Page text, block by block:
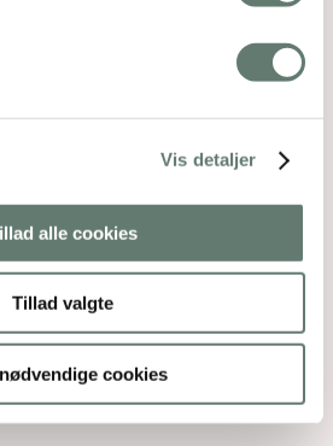
Vis detaljer
alle cookies
Tillad valgte
cookies